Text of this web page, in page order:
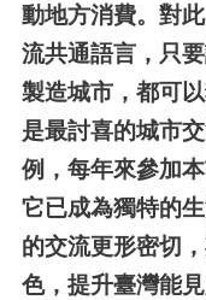
動地方消費。對
流共通語言，只
製造城市，都可
是最討喜的城市
例，每年來參加
它已成為獨特的
的交流更形密切
色，提升臺灣能見